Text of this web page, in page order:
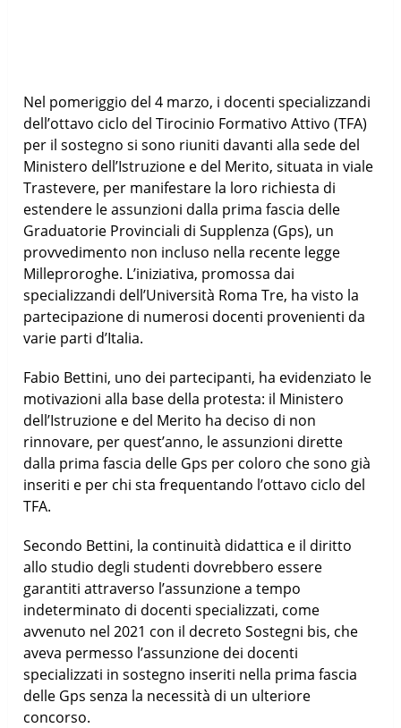
Nel pomeriggio del 4 marzo, i docenti specializzandi
dell’ottavo ciclo del Tirocinio Formativo Attivo (TFA)
per il sostegno si sono riuniti davanti alla sede del
Ministero dell’Istruzione e del Merito, situata in viale
Trastevere, per manifestare la loro richiesta di
estendere le assunzioni dalla prima fascia delle
Graduatorie Provinciali di Supplenza (Gps), un
provvedimento non incluso nella recente legge
Milleproroghe. L’iniziativa, promossa dai
specializzandi dell’Università Roma Tre, ha visto la
partecipazione di numerosi docenti provenienti da
varie parti d’Italia.
Fabio Bettini, uno dei partecipanti, ha evidenziato le
motivazioni alla base della protesta: il Ministero
dell’Istruzione e del Merito ha deciso di non
rinnovare, per quest’anno, le assunzioni dirette
dalla prima fascia delle Gps per coloro che sono già
inseriti e per chi sta frequentando l’ottavo ciclo del
TFA.
Secondo Bettini, la continuità didattica e il diritto
allo studio degli studenti dovrebbero essere
garantiti attraverso l’assunzione a tempo
indeterminato di docenti specializzati, come
avvenuto nel 2021 con il decreto Sostegni bis, che
aveva permesso l’assunzione dei docenti
specializzati in sostegno inseriti nella prima fascia
delle Gps senza la necessità di un ulteriore
concorso.